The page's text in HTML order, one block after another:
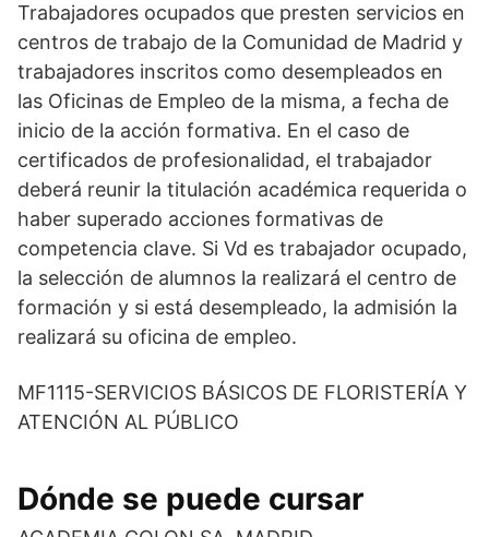
Trabajadores ocupados que presten servicios en
centros de trabajo de la Comunidad de Madrid y
trabajadores inscritos como desempleados en
las Oficinas de Empleo de la misma, a fecha de
inicio de la acción formativa. En el caso de
certificados de profesionalidad, el trabajador
deberá reunir la titulación académica requerida o
haber superado acciones formativas de
competencia clave. Si Vd es trabajador ocupado,
la selección de alumnos la realizará el centro de
formación y si está desempleado, la admisión la
realizará su oficina de empleo.
MF1115-SERVICIOS BÁSICOS DE FLORISTERÍA Y
ATENCIÓN AL PÚBLICO
Dónde se puede cursar